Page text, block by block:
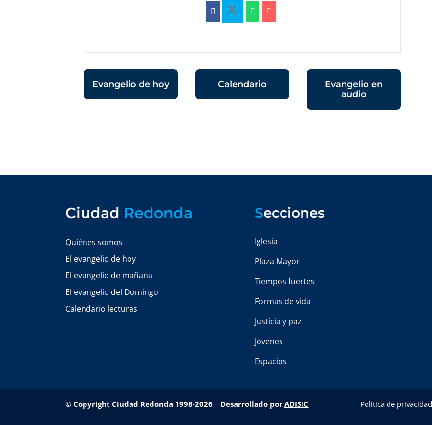
Evangelio de hoy Calendario
Evangelio en
audio
Ciudad Redonda
Quiénes somos
El evangelio de hoy
El evangelio de mañana
El evangelio del Domingo
Calendario lecturas
Secciones
Iglesia
Plaza Mayor
Tiempos fuertes
Formas de vida
Justicia y paz
Jóvenes
Espacios
© Copyright Ciudad Redonda 1998-2026 – Desarrollado porADISIC Política de privacidad